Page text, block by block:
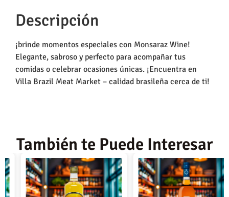
Descripción
¡brinde momentos especiales con Monsaraz Wine!
Elegante, sabroso y perfecto para acompañar tus
comidas o celebrar ocasiones únicas. ¡Encuentra en
Villa Brazil Meat Market – calidad brasileña cerca de ti!
También te Puede Interesar